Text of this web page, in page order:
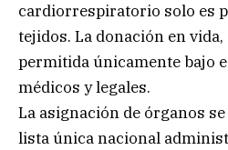
cardiorrespiratorio solo es
tejidos. La donación en vida,
permitida únicamente bajo
médicos y legales.
La asignación de órganos
lista única nacional